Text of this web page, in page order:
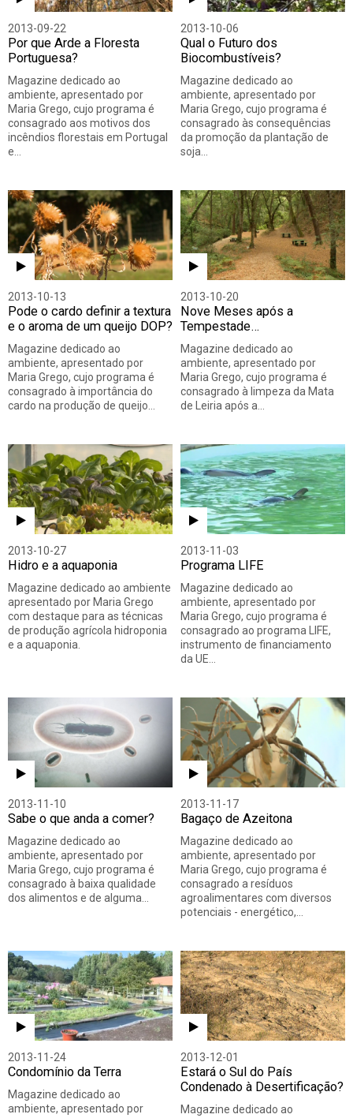
2013-09-22
Por que Arde a Floresta
Portuguesa?
Magazine dedicado ao
ambiente, apresentado por
Maria Grego, cujo programa é
consagrado aos motivos dos
incêndios florestais em Portugal
e…
2013-10-06
Qual o Futuro dos
Biocombustíveis?
Magazine dedicado ao
ambiente, apresentado por
Maria Grego, cujo programa é
consagrado às consequências
da promoção da plantação de
soja…
2013-10-13
Pode o cardo definir a textura
e o aroma de um queijo DOP?
Magazine dedicado ao
ambiente, apresentado por
Maria Grego, cujo programa é
consagrado à importância do
cardo na produção de queijo…
2013-10-20
Nove Meses após a
Tempestade…
Magazine dedicado ao
ambiente, apresentado por
Maria Grego, cujo programa é
consagrado à limpeza da Mata
de Leiria após a…
2013-10-27
Hidro e a aquaponia
Magazine dedicado ao ambiente
apresentado por Maria Grego
com destaque para as técnicas
de produção agrícola hidroponia
e a aquaponia.
2013-11-03
Programa LIFE
Magazine dedicado ao
ambiente, apresentado por
Maria Grego, cujo programa é
consagrado ao programa LIFE,
instrumento de financiamento
da UE…
2013-11-10
Sabe o que anda a comer?
Magazine dedicado ao
ambiente, apresentado por
Maria Grego, cujo programa é
consagrado à baixa qualidade
dos alimentos e de alguma…
2013-11-17
Bagaço de Azeitona
Magazine dedicado ao
ambiente, apresentado por
Maria Grego, cujo programa é
consagrado a resíduos
agroalimentares com diversos
potenciais - energético,…
2013-11-24
Condomínio da Terra
Magazine dedicado ao
ambiente, apresentado por
2013-12-01
Estará o Sul do País
Condenado à Desertificação?
Magazine dedicado ao